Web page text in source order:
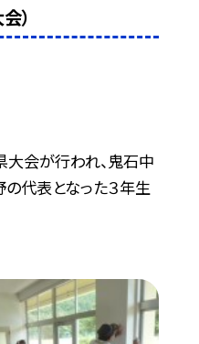
）
会が行われ、鬼石中
代表となった３年生